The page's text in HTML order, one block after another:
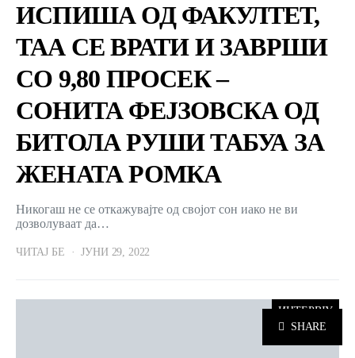
ИСПИША ОД ФАКУЛТЕТ,
ТАА СЕ ВРАТИ И ЗАВРШИ
СО 9,80 ПРОСЕК –
СОНИТА ФЕЈЗОВСКА ОД
БИТОЛА РУШИ ТАБУА ЗА
ЖЕНАТА РОМКА
Никогаш не се откажувајте од својот сон иако не ви
дозволуваат да…
ЧИТАЈ БЕ ЈУНИ 29, 2022
ИНТЕРВЈУ
SHARE